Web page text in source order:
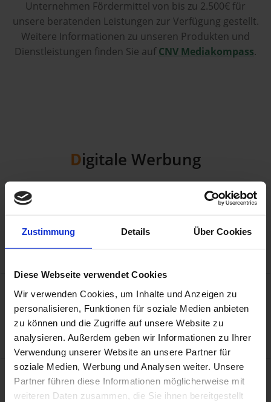
Zustimmung Details Über Cookies
Diese Webseite verwendet Cookies
Wir verwenden Cookies, um Inhalte und Anzeigen zu
personalisieren, Funktionen für soziale Medien anbieten
zu können und die Zugriffe auf unsere Website zu
analysieren. Außerdem geben wir Informationen zu Ihrer
Verwendung unserer Website an unsere Partner für
soziale Medien, Werbung und Analysen weiter. Unsere
Partner führen diese Informationen möglicherweise mit
weiteren Daten zusammen, die Sie ihnen bereitgestellt
Unternehmen Fördermittel von bis zu 2.500€ für
unsere beratenden Leistungen zur Verfügung gestellt.
Weitere Informationen zu unseren Produkten und
Dienstleistungen finden Sie aufCNV Mediakompass.
Digitale Werbung
Print Werbung
Website Design